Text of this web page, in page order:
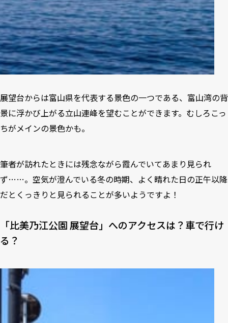
展望台からは富山県を代表する景色の一つである、富山湾の背
景に浮かび上がる立山連峰を望むことができます。むしろこっ
ちがメインの景色かも。
筆者が訪れたときには残念ながら霞んでいてあまり見られ
ず……。空気が澄んでいる冬の時期、よく晴れた日の正午以降
だとくっきりと見られることが多いようですよ！
「比美乃江公園 展望台」へのアクセスは？車で行け
る？